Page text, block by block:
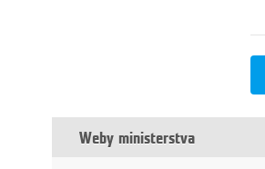
Weby ministerstva